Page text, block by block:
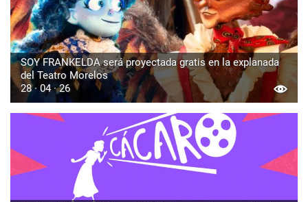
SOY FRANKELDA será proyectada gratis en la explanada
del Teatro Morelos
28 · 04 · 26